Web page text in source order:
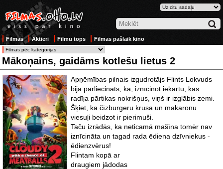
Filmas Aktieri Filmu tops Filmas pašlaik kino
Mākoņains, gaidāms kotlešu lietus 2
Apņēmības pilnais izgudrotājs Flints Lokvuds
bija pārliecināts, ka, iznīcinot iekārtu, kas
radīja pārtikas nokrišņus, viņš ir izglābis zemi.
Šķiet, ka čīzburgeru krusa un makaronu
viesuļi beidzot ir pierimuši.
Taču izrādās, ka neticamā mašīna tomēr nav
iznīcināta un tagad rada ēdiena dzīvniekus -
ēdienzvērus!
Flintam kopā ar
draugiem jādodas